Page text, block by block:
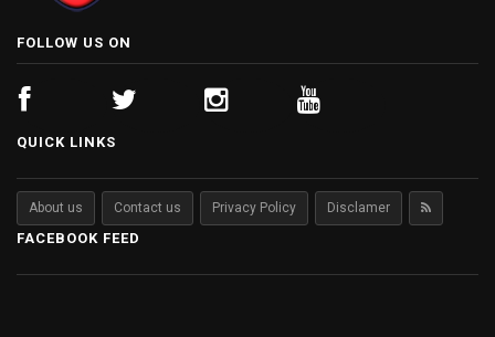
FOLLOW US ON
QUICK LINKS
About us Contact us Privacy Policy Disclamer
FACEBOOK FEED